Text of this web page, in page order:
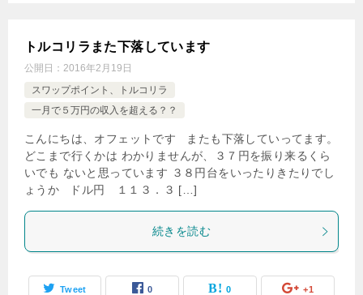
トルコリラまた下落しています
公開日： 2016年2月19日
スワップポイント、トルコリラ
一月で５万円の収入を超える？？
こんにちは、オフェットです またも下落していってます。
どこまで行くかは わかりませんが、３７円を振り来るくら
いでも ないと思っています ３８円台をいったりきたりでし
ょうか ドル円 １１３．３ […]
続きを読む
Tweet 0 0 +1